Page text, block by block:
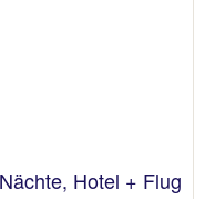
Hotel + Flug